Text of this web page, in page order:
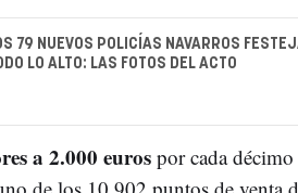
79 NUEVOS POLICÍAS NAVARROS
LO ALTO: LAS FOTOS DEL ACTO
a 2.000 eurospor cada décimo